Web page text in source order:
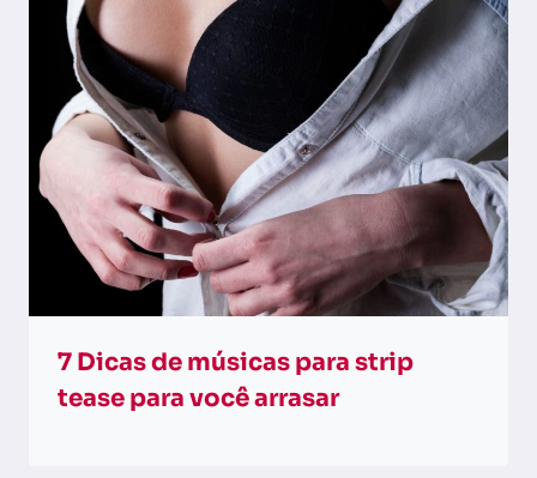
7 Dicas de músicas para strip
tease para você arrasar